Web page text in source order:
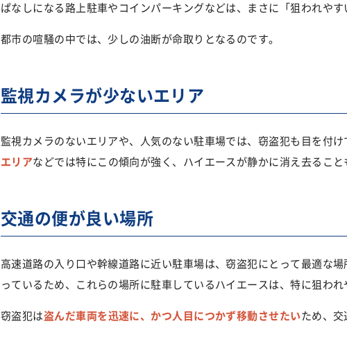
ぱなしになる路上駐車やコインパーキングなどは、まさに「狙われやす
都市の喧騒の中では、少しの油断が命取りとなるのです。
監視カメラが少ないエリア
監視カメラのないエリアや、人気のない駐車場では、窃盗犯も目を付け
エリアなどでは特にこの傾向が強く、ハイエースが静かに消え去ること
交通の便が良い場所
高速道路の入り口や幹線道路に近い駐車場は、窃盗犯にとって最適な
っているため、これらの場所に駐車しているハイエースは、特に狙われ
窃盗犯は盗んだ車両を迅速に、かつ人目につかず移動させたいため、交